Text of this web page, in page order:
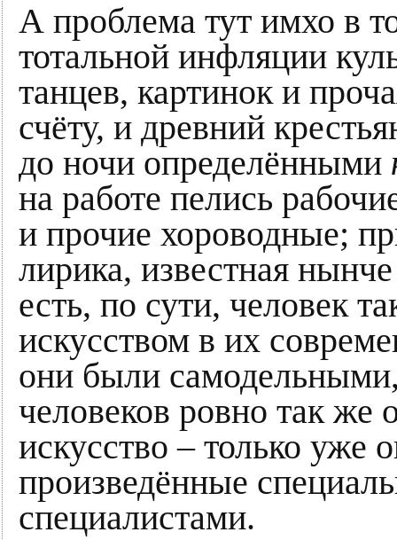
А проблема тут имхо в
тотальной инфляции
танцев, картинок и
счёту, и древний
до ночи определёнными
на работе пелись
и прочие хороводные;
лирика, известная
есть, по сути, человек
искусством в их
они были
человеков ровно так же
искусство – только уже
произведённые
специалистами.